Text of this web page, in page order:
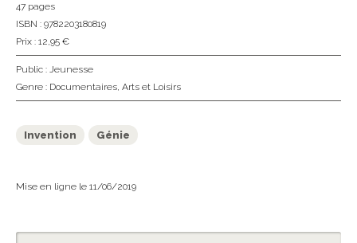
47 pages
ISBN : 9782203180819
Prix : 12,95 €
Public : Jeunesse
Genre : Documentaires, Arts et Loisirs
Invention Génie
Mise en ligne le 11/06/2019